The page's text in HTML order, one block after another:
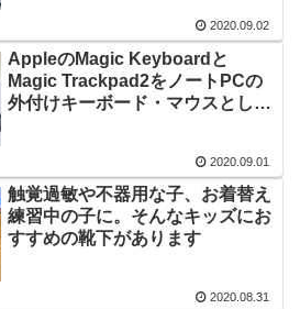
2020.09.02
AppleのMagic Keyboardと
Magic Trackpad2をノートPCの
外付けキーボード・マウスとして
2020.09.01
触覚過敏や不器用な子、お着替え
練習中の子に。そんなキッズにお
すすめの靴下があります
2020.08.31